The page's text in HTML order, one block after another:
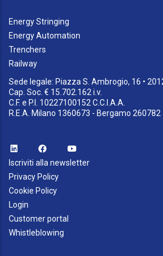
Energy Stringing
Energy Automation
Trenchers
Railway
Sede legale: Piazza S. Ambrogio, 16 •
Cap. Soc. € 15.702.162 i.v.
C.F. e P.I. 10227100152 C.C.I.A.A.
R.E.A. Milano 1360673 - Bergamo 260782
Iscriviti alla newsletter
Privacy Policy
Cookie Policy
Login
Customer portal
Whistleblowing